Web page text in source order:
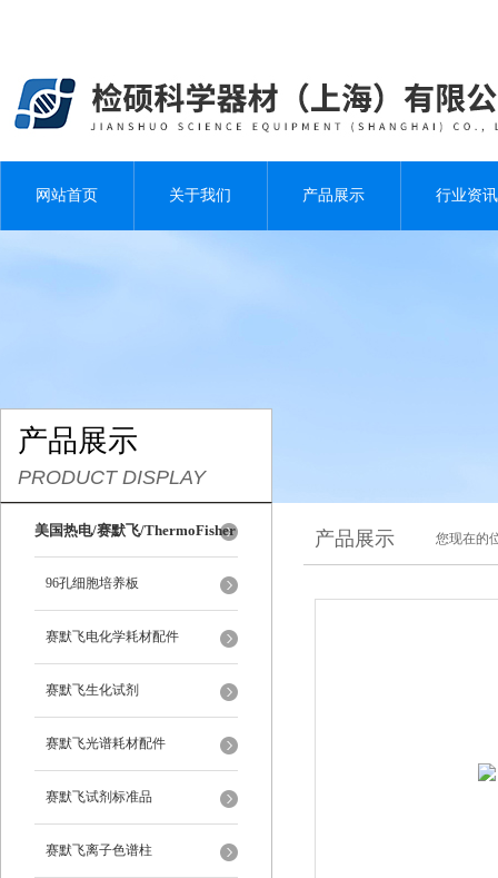
网站首页 关于我们 产品展示 行业资讯
产品展示
PRODUCT DISPLAY
美国热电/赛默飞/ThermoFisher
96孔细胞培养板
赛默飞电化学耗材配件
赛默飞生化试剂
赛默飞光谱耗材配件
赛默飞试剂标准品
赛默飞离子色谱柱
产品展示 您现在的